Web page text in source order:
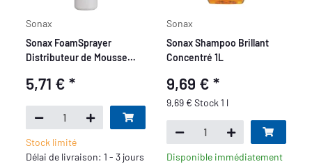
Sonax
Sonax FoamSprayer
Distributeur de Mousse
5,71 €*
Stock limité
Délai de livraison: 1 - 3 jours
Sonax
Sonax Shampoo Brillant
Concentré 1L
9,69 € *
9,69 € Stock 1 l
Disponible immédiatement